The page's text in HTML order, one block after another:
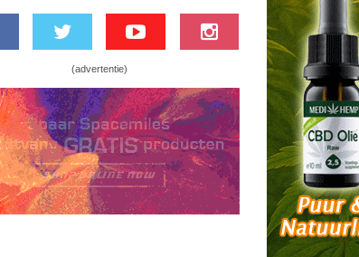
(advertentie)